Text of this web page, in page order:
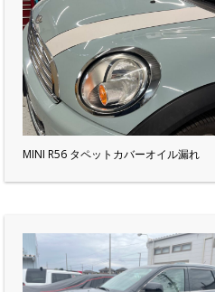
MINI R56 タペットカバーオイル漏れ